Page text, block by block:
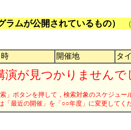
ラムが公開されているもの）
開催地 タ
演が見つかりませんで
」ボタンを押して，検索対象のスケジュー
「最近の開催」を「○○年度」に変更してく